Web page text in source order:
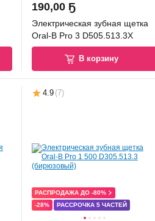
190,00 Ҕ
Электрическая зубная щетка
Oral-B Pro 3 D505.513.3X
В корзину
4.9 (7)
-28% РАССРОЧКА 5 ЧАСТЕЙ
РАСПРОДАЖА ДО -80%